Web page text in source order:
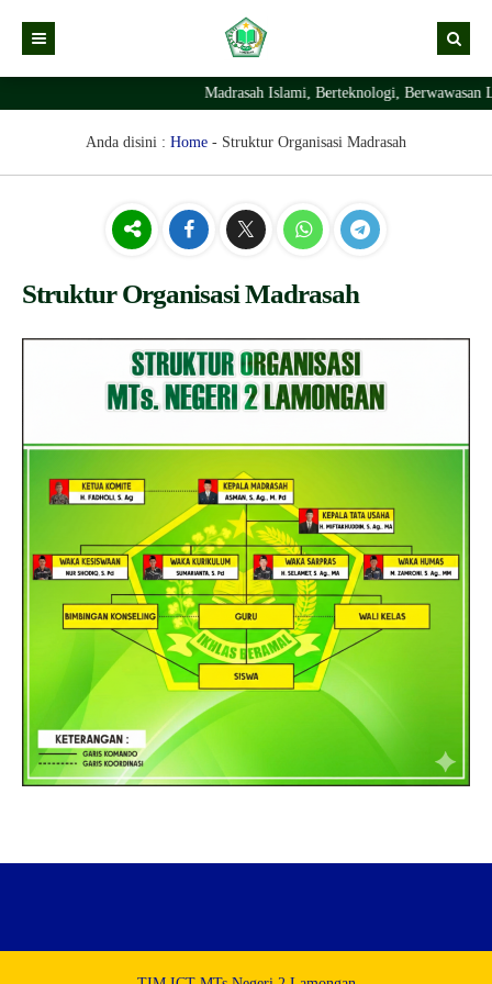
Kabar Madrasah
Kabar Pimpinan
Profil Madrasah
Visi Misi
Sejarah Berdirinya Madrasah
Prestasi Madrasah
PTSP
Layanan Digital
RDM
Madrasah Islami, Berteknologi,
Anda disini : Home - Struktur Organisasi Madrasah
Struktur Organisasi Madrasah